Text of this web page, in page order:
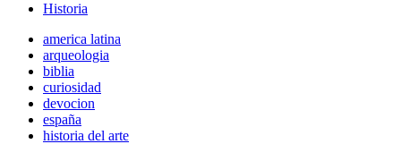
Historia
america latina
arqueologia
biblia
curiosidad
devocion
españa
historia del arte